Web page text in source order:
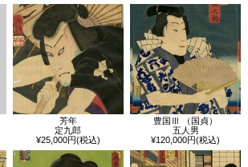
芳年
定九郎
¥25,000円(税込)
豊国Ⅲ （国貞）
五人男
¥120,000円(税込)